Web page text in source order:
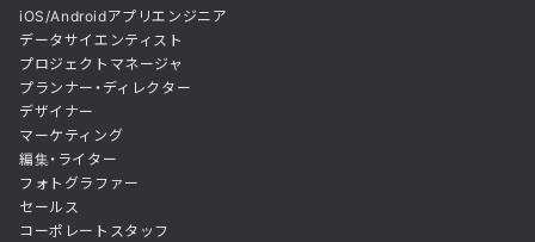
iOS/Androidアプリエンジニア
データサイエンティスト
プロジェクトマネージャ
プランナー・ディレクター
デザイナー
マーケティング
編集・ライター
フォトグラファー
セールス
コーポレートスタッフ